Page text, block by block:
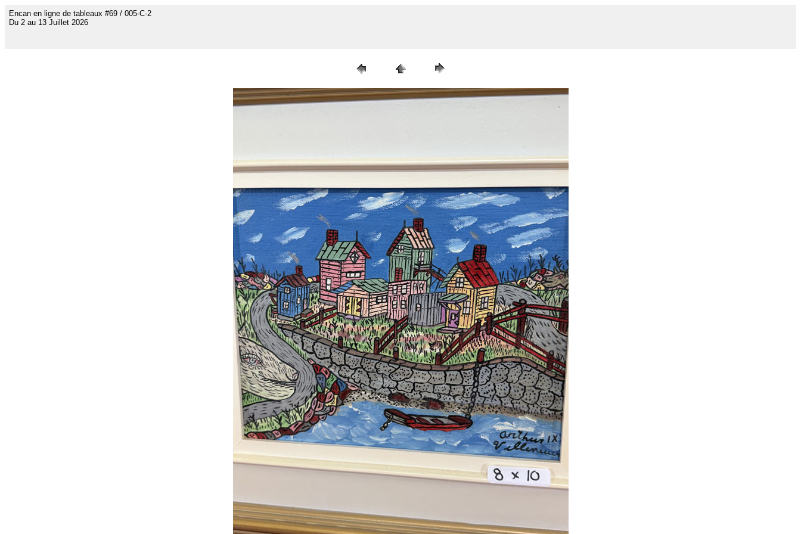
Encan en ligne de tableaux #69 / 005-C-2
Du 2 au 13 Juillet 2026